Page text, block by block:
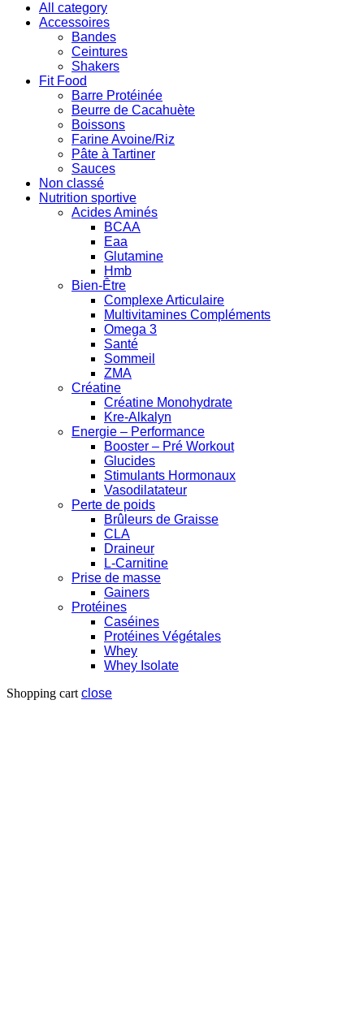
All category
Accessoires
Bandes
Ceintures
Shakers
Fit Food
Barre Protéinée
Beurre de Cacahuète
Boissons
Farine Avoine/Riz
Pâte à Tartiner
Sauces
Non classé
Nutrition sportive
Acides Aminés
BCAA
Eaa
Glutamine
Hmb
Bien-Être
Complexe Articulaire
Multivitamines Compléments
Omega 3
Santé
Sommeil
ZMA
Créatine
Créatine Monohydrate
Kre-Alkalyn
Energie – Performance
Booster – Pré Workout
Glucides
Stimulants Hormonaux
Vasodilatateur
Perte de poids
Brûleurs de Graisse
CLA
Draineur
L-Carnitine
Prise de masse
Gainers
Protéines
Caséines
Protéines Végétales
Whey
Whey Isolate
Shopping cart close